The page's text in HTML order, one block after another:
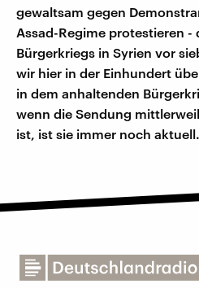
gewaltsam gegen
Assad-Regime protestieren -
Bürgerkriegs in Syrien vor
wir hier in der Einhundert
in dem anhaltenden
wenn die Sendung
ist, ist sie immer noch aktuell.